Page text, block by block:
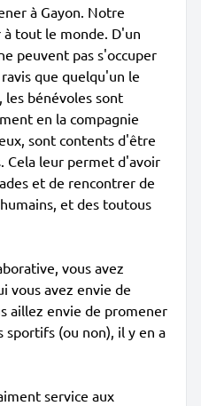
à Gayon. Notre
tout le monde. D'un
peuvent pas s'occuper
que quelqu'un le
les bénévoles sont
en la compagnie
sont contents d'être
Cela leur permet d'avoir
et de rencontrer de
et des toutous
vous avez
vous avez envie de
aillez envie de promener
sportifs (ou non), il y en a
service aux